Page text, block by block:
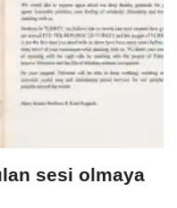
sesi olmaya